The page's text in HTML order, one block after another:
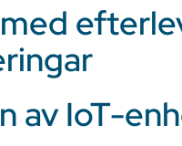
av IoT-